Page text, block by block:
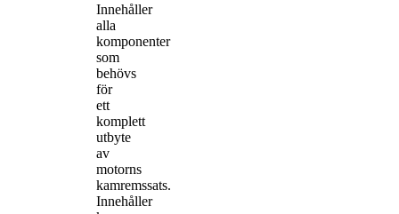
Innehåller
alla
komponenter
som
behövs
för
ett
komplett
utbyte
av
motorns
kamremssats.
Innehåller